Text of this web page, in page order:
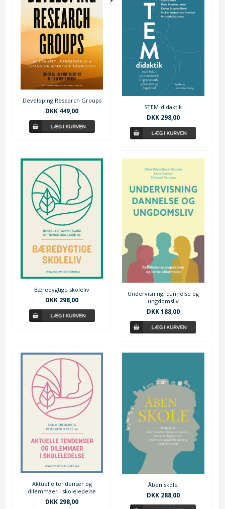
Developing Research Groups
DKK 449,00 STEM-didaktik
DKK 298,00
Bæredygtige skoleliv
DKK 298,00
Undervisning, dannelse og
ungdomsliv
DKK 188,00
Aktuelle tendenser og
dilemmaer i skoleledelse
DKK 298,00
Åben skole
DKK 288,00